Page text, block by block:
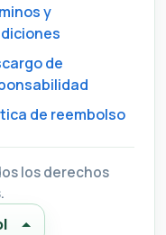
y
de
de reembolso
los derechos